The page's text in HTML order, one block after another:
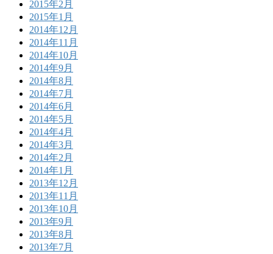
2015年2月
2015年1月
2014年12月
2014年11月
2014年10月
2014年9月
2014年8月
2014年7月
2014年6月
2014年5月
2014年4月
2014年3月
2014年2月
2014年1月
2013年12月
2013年11月
2013年10月
2013年9月
2013年8月
2013年7月